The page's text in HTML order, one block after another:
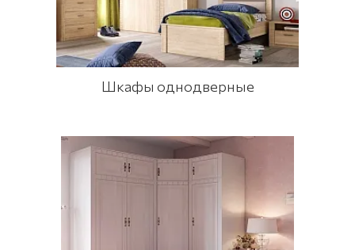
Шкафы однодверные